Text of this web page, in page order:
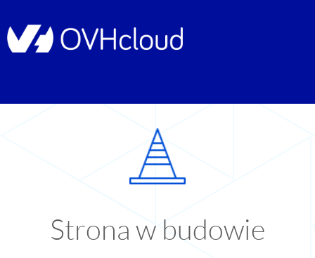
Strona w budowie